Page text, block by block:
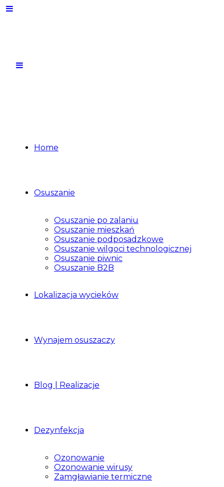
Home
Osuszanie
Osuszanie po zalaniu
Osuszanie mieszkań
Osuszanie podposadzkowe
Osuszanie wilgoci technologicznej
Osuszanie piwnic
Osuszanie B2B
Lokalizacja wycieków
Wynajem osuszaczy
Blog | Realizacje
Dezynfekcja
Ozonowanie
Ozonowanie wirusy
Zamgławianie termiczne